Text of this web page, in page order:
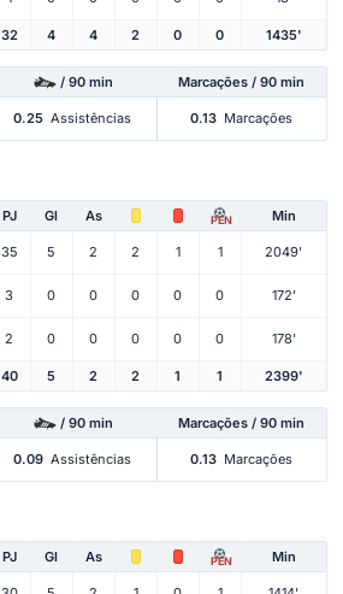
32 4 4 2 0 0 1435'
/ 90 min Marcações / 90 min
0.25 Assistências 0.13 Marcações
PJ Gl As PEN Min
35 5 2 2 1 1 2049'
3 0 0 0 0 0 172'
2 0 0 0 0 0 178'
40 5 2 2 1 1 2399'
/ 90 min Marcações / 90 min
0.09 Assistências 0.13 Marcações
PJ Gl As PEN Min